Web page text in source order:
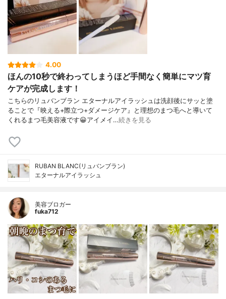
4.00
ほんの10秒で終わってしまうほど手間なく簡単にマツ育
ケアが完成します！
こちらのリュバンブラン エターナルアイラッシュは洗顔後にサッと塗
ることで『映える+際立つ+ダメージケア』と理想のまつ毛へと導いて
くれるまつ毛美容液です😀アイメイ…続きを見る
RUBAN BLANC(リュバンブラン)
エターナルアイラッシュ
美容ブロガー
fuka712